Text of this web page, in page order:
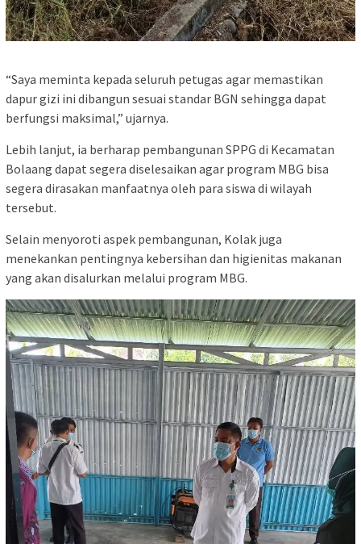
“Saya meminta kepada seluruh petugas agar memastikan
dapur gizi ini dibangun sesuai standar BGN sehingga dapat
berfungsi maksimal,” ujarnya.
Lebih lanjut, ia berharap pembangunan SPPG di Kecamatan
Bolaang dapat segera diselesaikan agar program MBG bisa
segera dirasakan manfaatnya oleh para siswa di wilayah
tersebut.
Selain menyoroti aspek pembangunan, Kolak juga
menekankan pentingnya kebersihan dan higienitas makanan
yang akan disalurkan melalui program MBG.